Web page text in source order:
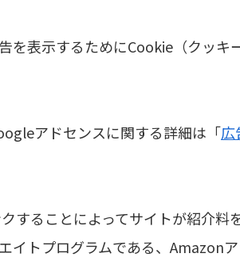
を表示するためにCookie（クッキ
アドセンスに関する詳細は「広
することによってサイトが紹介料
トプログラムである、Amazonア